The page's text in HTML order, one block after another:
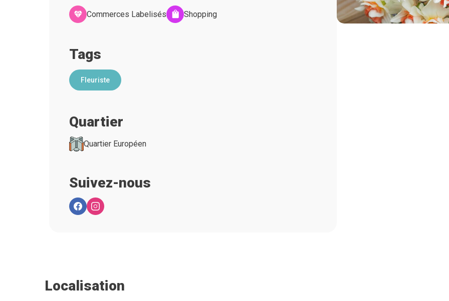
Commerces Labelisés Shopping
Tags
Fleuriste
Quartier
Quartier Européen
Suivez-nous
Localisation